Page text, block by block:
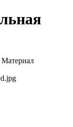
Материал